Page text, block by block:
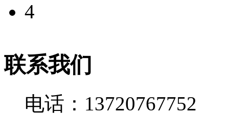
4
联系我们
电话：13720767752